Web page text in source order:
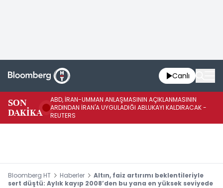
Canlı
SON
DAKİKA
ABD, İRAN-UMMAN ANLAŞMASININ AÇIKLANMASININ
ARDINDAN İRAN'A UYGULADIĞI ABLUKAYI KALDIRACAK -
REUTERS
Bloomberg HT Haberler
Altın, faiz artırımı beklentileriyle
sert düştü: Aylık kayıp 2008’den bu yana en yüksek seviyede